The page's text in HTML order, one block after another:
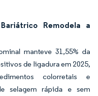
Remodela a
manteve 31,55% da
de ligadura em 2025,
colorretais e
selagem rápida e sem